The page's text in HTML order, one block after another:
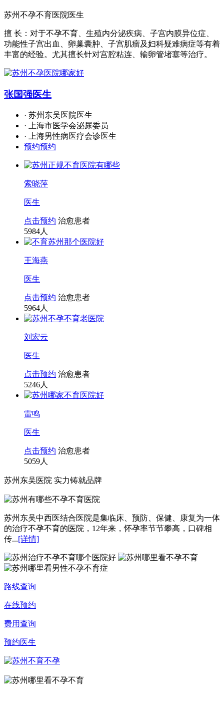
苏州不孕不育医院医生
擅 长：对于不孕不育、生殖内分泌疾病、子宫内膜异位症、
功能性子宫出血、卵巢囊肿、子宫肌瘤及妇科疑难病症等有着
丰富的经验。尤其擅长针对宫腔粘连、输卵管堵塞等治疗。
张国强医生
· 苏州东吴医院医生
· 上海市医学会泌尿委员
· 上海男性病医疗会诊医生
预约预约
索晓萍
医生
点击预约 治愈患者
5984人
王海燕
医生
点击预约 治愈患者
5964人
刘宏云
医生
点击预约 治愈患者
5246人
雷鸣
医生
点击预约 治愈患者
5059人
苏州东吴医院 实力铸就品牌
苏州东吴中西医结合医院是集临床、预防、保健、康复为一体
的治疗不孕不育的医院，12年来，怀孕率节节攀高，口碑相
传...[详情]
路线查询
在线预约
费用查询
预约医生